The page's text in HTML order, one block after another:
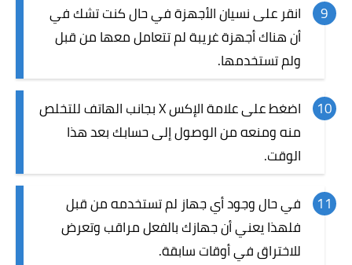
انقر على نسيان الأجهزة في حال كنت تشك في
أن هناك أجهزة غريبة لم تتعامل معها من قبل
ولم تستخدمها.
اضغط على علامة الإكس X بجانب الهاتف للتخلص
منه ومنعه من الوصول إلى حسابك بعد هذا
الوقت.
في حال وجود أي جهاز لم تستخدمه من قبل
فلهذا يعني أن جهازك بالفعل مراقب وتعرض
للاختراق في أوقات سابقة.